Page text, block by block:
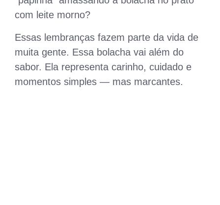
com leite morno?
Essas lembranças fazem parte da vida de
muita gente. Essa bolacha vai além do
sabor. Ela representa carinho, cuidado e
momentos simples — mas marcantes.